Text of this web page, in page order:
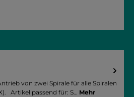
von zwei Spirale für alle Spiralen
Artikel passend für: S… Mehr